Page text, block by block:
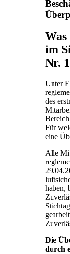
Was
im
Nr.
Unter
des
Bereich
Für
eine
Alle
haben,
Die
durch